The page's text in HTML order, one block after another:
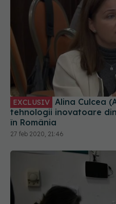
EXCLUSIV
tehnologii inovatoare
în România
27 feb 2020, 21:46